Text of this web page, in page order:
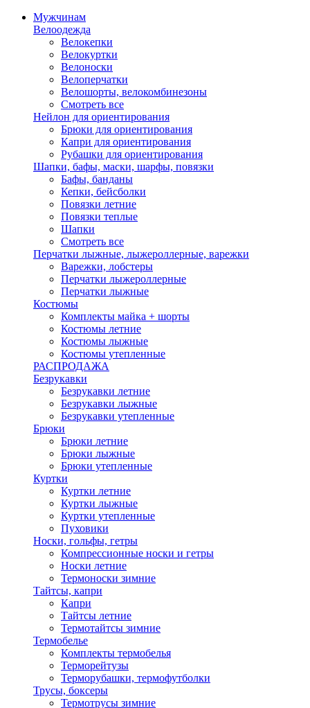
Мужчинам
Велоодежда
Велокепки
Велокуртки
Велоноски
Велоперчатки
Велошорты, велокомбинезоны
Смотреть все
Нейлон для ориентирования
Брюки для ориентирования
Капри для ориентирования
Рубашки для ориентирования
Шапки, бафы, маски, шарфы, повязки
Бафы, банданы
Кепки, бейсболки
Повязки летние
Повязки теплые
Шапки
Смотреть все
Перчатки лыжные, лыжероллерные, варежки
Варежки, лобстеры
Перчатки лыжероллерные
Перчатки лыжные
Костюмы
Комплекты майка + шорты
Костюмы летние
Костюмы лыжные
Костюмы утепленные
РАСПРОДАЖА
Безрукавки
Безрукавки летние
Безрукавки лыжные
Безрукавки утепленные
Брюки
Брюки летние
Брюки лыжные
Брюки утепленные
Куртки
Куртки летние
Куртки лыжные
Куртки утепленные
Пуховики
Носки, гольфы, гетры
Компрессионные носки и гетры
Носки летние
Термоноски зимние
Тайтсы, капри
Капри
Тайтсы летние
Термотайтсы зимние
Термобелье
Комплекты термобелья
Терморейтузы
Терморубашки, термофутболки
Трусы, боксеры
Термотрусы зимние